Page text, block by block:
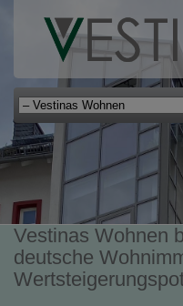
Vestinas Wohnen
deutsche